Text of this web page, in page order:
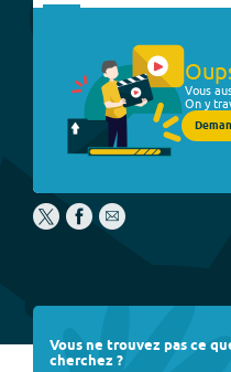
Vous
On y
Vous ne trouvez pas ce
cherchez ?